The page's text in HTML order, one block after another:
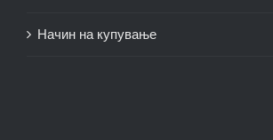
Начин на купување